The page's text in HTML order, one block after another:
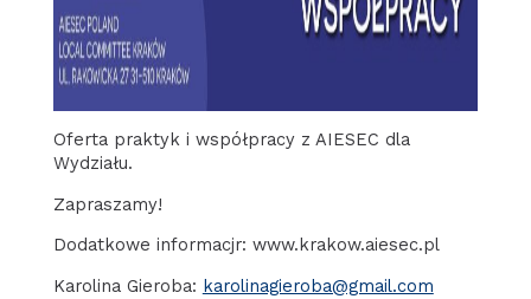
Oferta praktyk i współpracy z AIESEC dla
Wydziału.
Zapraszamy!
Dodatkowe informacjr: www.krakow.aiesec.pl
Karolina Gieroba: karolinagieroba@gmail.com